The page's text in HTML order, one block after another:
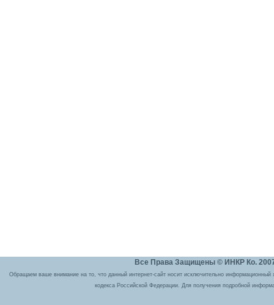
Все Права Защищены © ИНКР Ко.
Обращаем ваше внимание на то, что данный интернет-сайт носит исключительно
кодекса Российской Федерации. Для получения подробной